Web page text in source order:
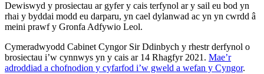
Dewiswyd y prosiectau ar gyfer y cais terfynol ar y sail eu bod yn
rhai y byddai modd eu darparu, yn cael dylanwad ac yn yn cwrdd â
meini prawf y Gronfa Adfywio Leol.
Cymeradwyodd Cabinet Cyngor Sir Ddinbych y rhestr derfynol o
brosiectau i’w cynnwys yn y cais ar 14 Rhagfyr 2021. Mae’r
adroddiad a chofnodion y cyfarfod i’w gweld a wefan y Cyngor.